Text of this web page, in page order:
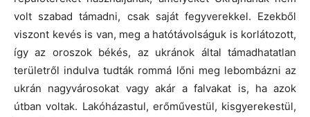
volt szabad támadni, csak saját fegyverekkel. Ezekből
viszont kevés is van, meg a hatótávolságuk is korlátozott,
így az oroszok békés, az ukránok által támadhatatlan
területről indulva tudták rommá lőni meg lebombázni az
ukrán nagyvárosokat vagy akár a falvakat is, ha azok
útban voltak. Lakóházastul, erőművestül, kisgyerekestül,